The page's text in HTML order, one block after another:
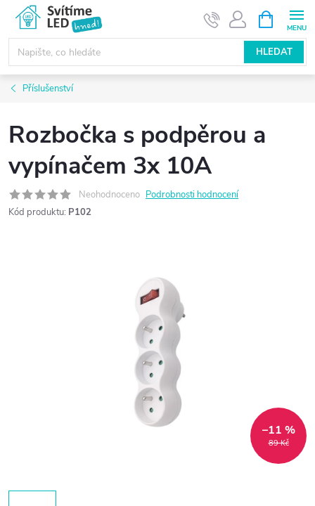
obsah
HLEDAT
NÁKUPNÍ
KOŠÍK
Příslušenství
Rozbočka s podpěrou a
vypínačem 3x 10A
Neohodnoceno Podrobnosti hodnocení
Kód produktu: P102
89 Kč
–11 %